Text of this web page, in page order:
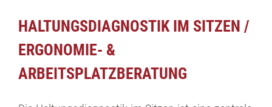
HALTUNGSDIAGNOSTIK IM SITZEN /
ERGONOMIE- &
ARBEITSPLATZBERATUNG